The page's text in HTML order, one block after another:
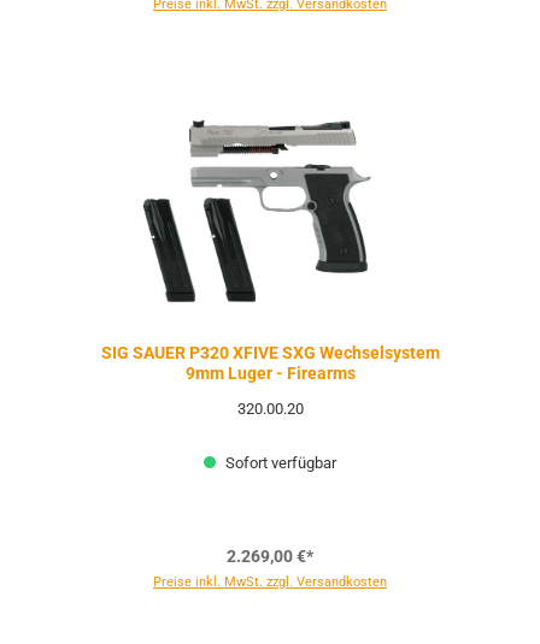
Preise inkl. MwSt. zzgl. Versandkosten
SIG SAUER P320 XFIVE SXG Wechselsystem
9mm Luger - Firearms
320.00.20
Sofort verfügbar
2.269,00 €*
Preise inkl. MwSt. zzgl. Versandkosten